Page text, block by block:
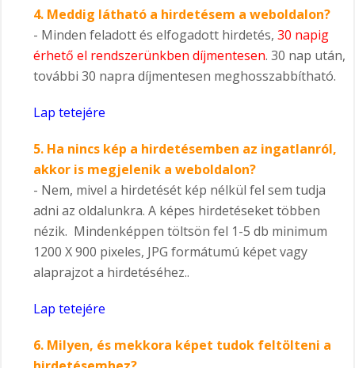
4. Meddig látható a hirdetésem a weboldalon?
- Minden feladott és elfogadott hirdetés,30 napig
érhető el rendszerünkben díjmentesen. 30 nap után,
további 30 napra díjmentesen meghosszabbítható.
Lap tetejére
5. Ha nincs kép a hirdetésemben az ingatlanról,
akkor is megjelenik a weboldalon?
- Nem, mivel a hirdetését kép nélkül fel sem tudja
adni az oldalunkra. A képes hirdetéseket többen
nézik. Mindenképpen töltsön fel 1-5 db minimum
1200 X 900 pixeles, JPG formátumú képet vagy
alaprajzot a hirdetéséhez..
Lap tetejére
6. Milyen, és mekkora képet tudok feltölteni a